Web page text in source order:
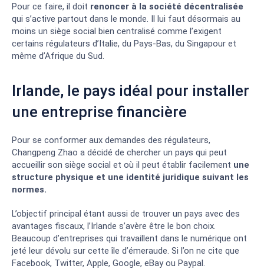
Pour ce faire, il doit renoncer à la société décentralisée
qui s’active partout dans le monde. Il lui faut désormais au
moins un siège social bien centralisé comme l’exigent
certains régulateurs d’Italie, du Pays-Bas, du Singapour et
même d’Afrique du Sud.
Irlande, le pays idéal pour installer
une entreprise financière
Pour se conformer aux demandes des régulateurs,
Changpeng Zhao a décidé de chercher un pays qui peut
accueillir son siège social et où il peut établir facilement une
structure physique et une identité juridique suivant les
normes.
L’objectif principal étant aussi de trouver un pays avec des
avantages fiscaux, l’Irlande s’avère être le bon choix.
Beaucoup d’entreprises qui travaillent dans le numérique ont
jeté leur dévolu sur cette île d’émeraude. Si l’on ne cite que
Facebook, Twitter, Apple, Google, eBay ou Paypal.